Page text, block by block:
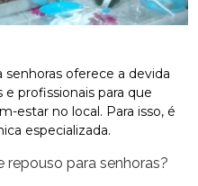
senhoras oferece a devida
profissionais para que
estar no local. Para isso, é
especializada.
repouso para senhoras?